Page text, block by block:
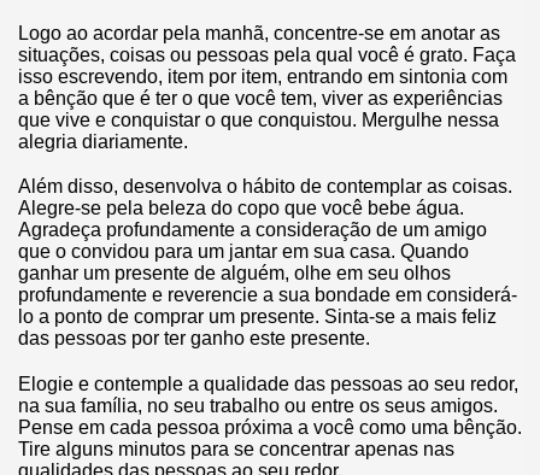
Logo ao acordar pela manhã, concentre-se em anotar as
situações, coisas ou pessoas pela qual você é grato. Faça
isso escrevendo, item por item, entrando em sintonia com
a bênção que é ter o que você tem, viver as experiências
que vive e conquistar o que conquistou. Mergulhe nessa
alegria diariamente.
Além disso, desenvolva o hábito de contemplar as coisas.
Alegre-se pela beleza do copo que você bebe água.
Agradeça profundamente a consideração de um amigo
que o convidou para um jantar em sua casa. Quando
ganhar um presente de alguém, olhe em seu olhos
profundamente e reverencie a sua bondade em considerá-
lo a ponto de comprar um presente. Sinta-se a mais feliz
das pessoas por ter ganho este presente.
Elogie e contemple a qualidade das pessoas ao seu redor,
na sua família, no seu trabalho ou entre os seus amigos.
Pense em cada pessoa próxima a você como uma bênção.
Tire alguns minutos para se concentrar apenas nas
qualidades das pessoas ao seu redor.